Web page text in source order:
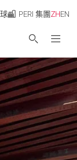
PERI 集團ZHEN